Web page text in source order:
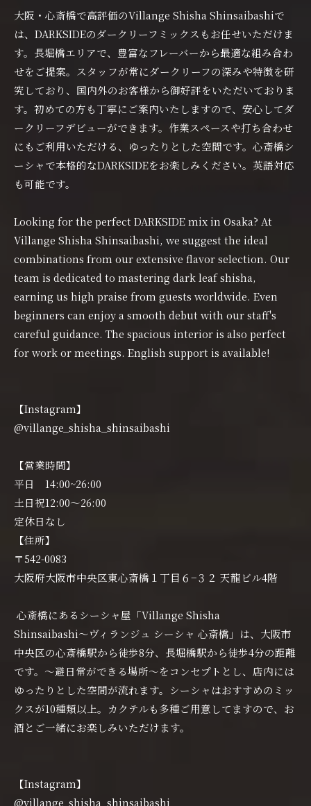
大阪・心斎橋で高評価のVillange Shisha Shinsaibashiで
は、DARKSIDEのダークリーフミックスもお任せいただけま
す。長堀橋エリアで、豊富なフレーバーから最適な組み合わ
せをご提案。スタッフが常にダークリーフの深みや特徴を研
究しており、国内外のお客様から御好評をいただいておりま
す。初めての方も丁寧にご案内いたしますので、安心してダ
ークリーフデビューができます。作業スペースや打ち合わせ
にもご利用いただける、ゆったりとした空間です。心斎橋シ
ーシャで本格的なDARKSIDEをお楽しみください。英語対応
も可能です。
Looking for the perfect DARKSIDE mix in Osaka? At
Villange Shisha Shinsaibashi, we suggest the ideal
combinations from our extensive flavor selection. Our
team is dedicated to mastering dark leaf shisha,
earning us high praise from guests worldwide. Even
beginners can enjoy a smooth debut with our staff's
careful guidance. The spacious interior is also perfect
for work or meetings. English support is available!
【Instagram】
@villange_shisha_shinsaibashi
【営業時間】
平日 14:00~26:00
土日祝12:00〜26:00
定休日なし
【住所】
〒542-0083
大阪府大阪市中央区東心斎橋１丁目６−３２ 天龍ビル4階
心斎橋にあるシーシャ屋「Villange Shisha
Shinsaibashi〜ヴィランジュ シーシャ 心斎橋」は、大阪市
中央区の心斎橋駅から徒歩8分、長堀橋駅から徒歩4分の距離
です。〜避日常ができる場所〜をコンセプトとし、店内には
ゆったりとした空間が流れます。シーシャはおすすめのミッ
クスが10種類以上。カクテルも多種ご用意してますので、お
酒とご一緒にお楽しみいただけます。
【Instagram】
@villange_shisha_shinsaibashi